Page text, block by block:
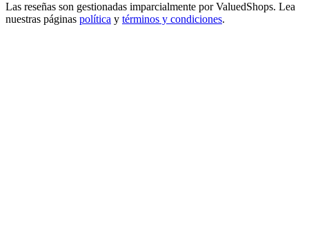
Las reseñas son gestionadas imparcialmente porValuedShops. Lea
nuestras páginas política y términos y condiciones.